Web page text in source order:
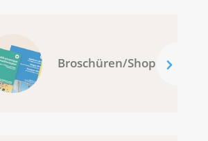
Broschüren/Shop